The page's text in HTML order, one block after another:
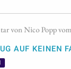
von Nico Popp
AUF KEINEN